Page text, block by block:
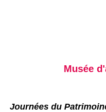
Musée
Journées du